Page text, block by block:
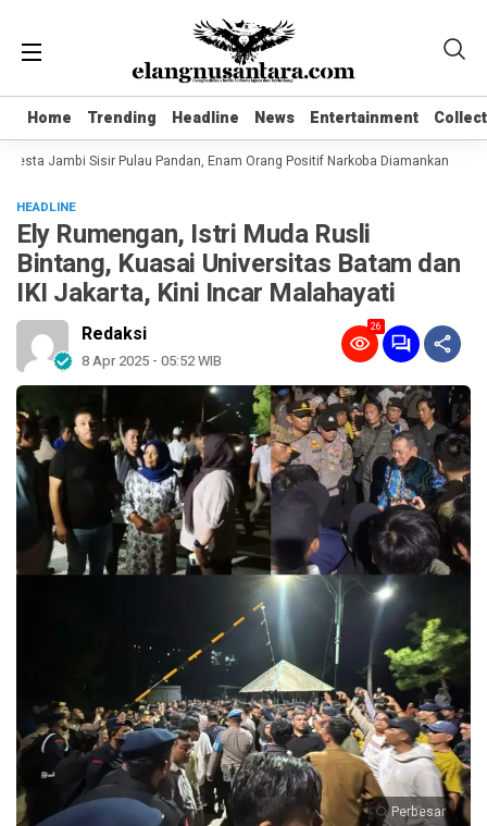
Home Trending Headline News Entertainment
Home Trending Headline News Entertainment
Jambi Sisir Pulau Pandan, Enam Orang Positif Narkoba Diamankan
HEADLINE
Ely Rumengan, Istri Muda Rusli
Bintang, Kuasai Universitas Batam dan
IKI Jakarta, Kini Incar Malahayati
Redaksi
8 Apr 2025 - 05:52 WIB
26
Perbesar